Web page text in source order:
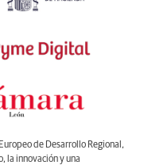
de Desarrollo Regional,
la innovación y una